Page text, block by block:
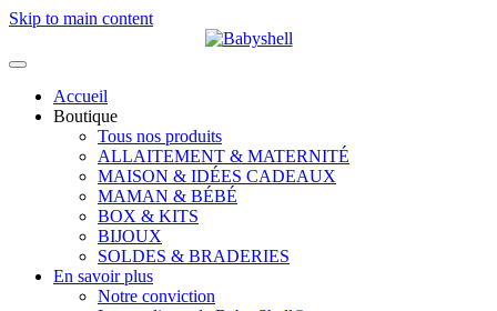
Skip to main content
Accueil
Boutique
Tous nos produits
ALLAITEMENT & MATERNITÉ
MAISON & IDÉES CADEAUX
MAMAN & BÉBÉ
BOX & KITS
BIJOUX
SOLDES & BRADERIES
En savoir plus
Notre conviction